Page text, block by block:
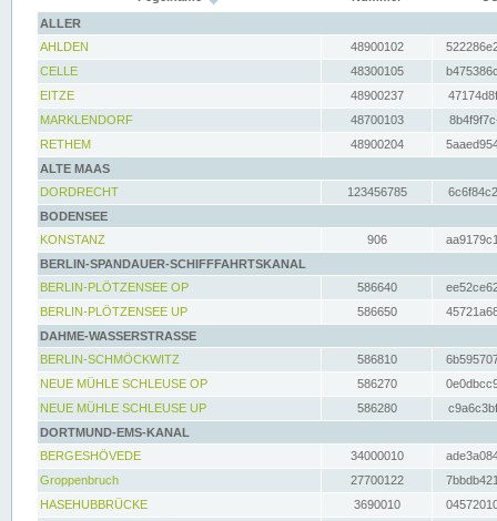
ALLER
AHLDEN
48900102
CELLE
48300105
EITZE
48900237
MARKLENDORF
48700103
RETHEM
48900204
ALTE MAAS
DORDRECHT
123456785
BODENSEE
KONSTANZ
906
BERLIN-SPANDAUER-SCHIFFFAHRTSKANAL
BERLIN-PLÖTZENSEE OP
586640
BERLIN-PLÖTZENSEE UP
586650
DAHME-WASSERSTRASSE
BERLIN-SCHMÖCKWITZ
586810
NEUE MÜHLE SCHLEUSE OP
586270
NEUE MÜHLE SCHLEUSE UP
586280
DORTMUND-EMS-KANAL
BERGESHÖVEDE
34000010
Groppenbruch
27700122
HASEHUBBRÜCKE
3690010